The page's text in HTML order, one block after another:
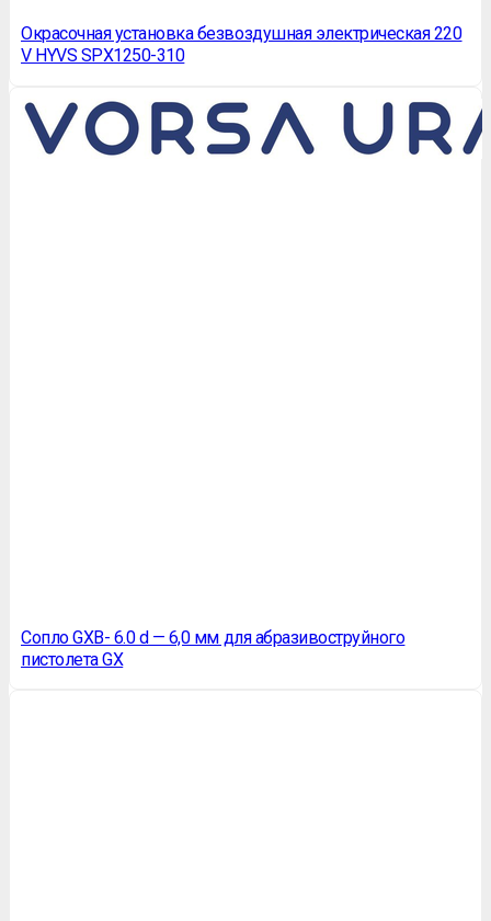
Окрасочная установка безвоздушная электрическая 220
V HYVS SPX1250-310
Сопло GXB- 6.0 d — 6,0 мм для абразивоструйного
пистолета GX